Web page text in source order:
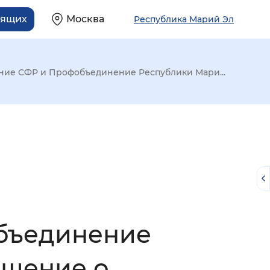
Москва Республика Марий Эл
СФР и Профобъединение Республики Мари...